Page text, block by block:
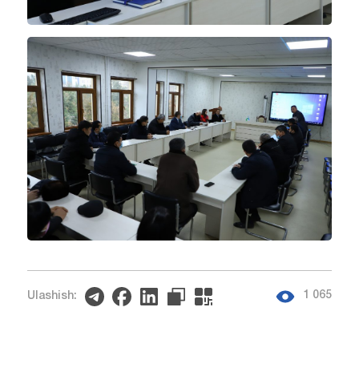
Ulashish: 1 065